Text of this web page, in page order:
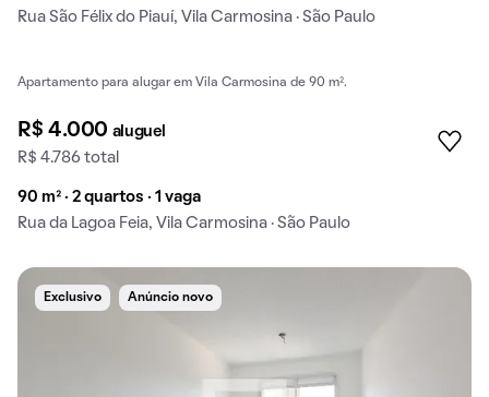
Rua São Félix do Piauí, Vila Carmosina · São Paulo
Apartamento para alugar em Vila Carmosina de 90 m².
R$ 4.000 aluguel
R$ 4.786 total
90 m² · 2 quartos · 1 vaga
Rua da Lagoa Feia, Vila Carmosina · São Paulo
Exclusivo Anúncio novo